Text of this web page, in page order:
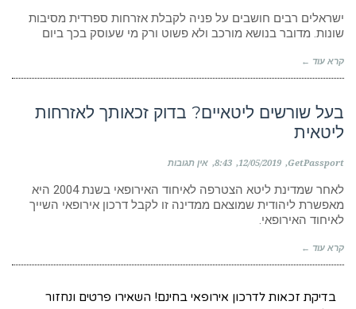
ישראלים רבים חושבים על פניה לקבלת אזרחות ספרדית מסיבות
שונות. מדובר בנושא מורכב ולא פשוט ורק מי שעוסק בכך ביום
קרא עוד ←
בעל שורשים ליטאיים? בדוק זכאותך לאזרחות
ליטאית
GetPassport
12/05/2019
8:43 אין תגובות
לאחר שמדינת ליטא הצטרפה לאיחוד האירופאי בשנת 2004 היא
מאפשרת ליהודית שמוצאם ממדינה זו לקבל דרכון אירופאי השייך
לאיחוד האירופאי.
קרא עוד ←
בדיקת זכאות לדרכון אירופאי בחינם! השאירו פרטים ונחזור